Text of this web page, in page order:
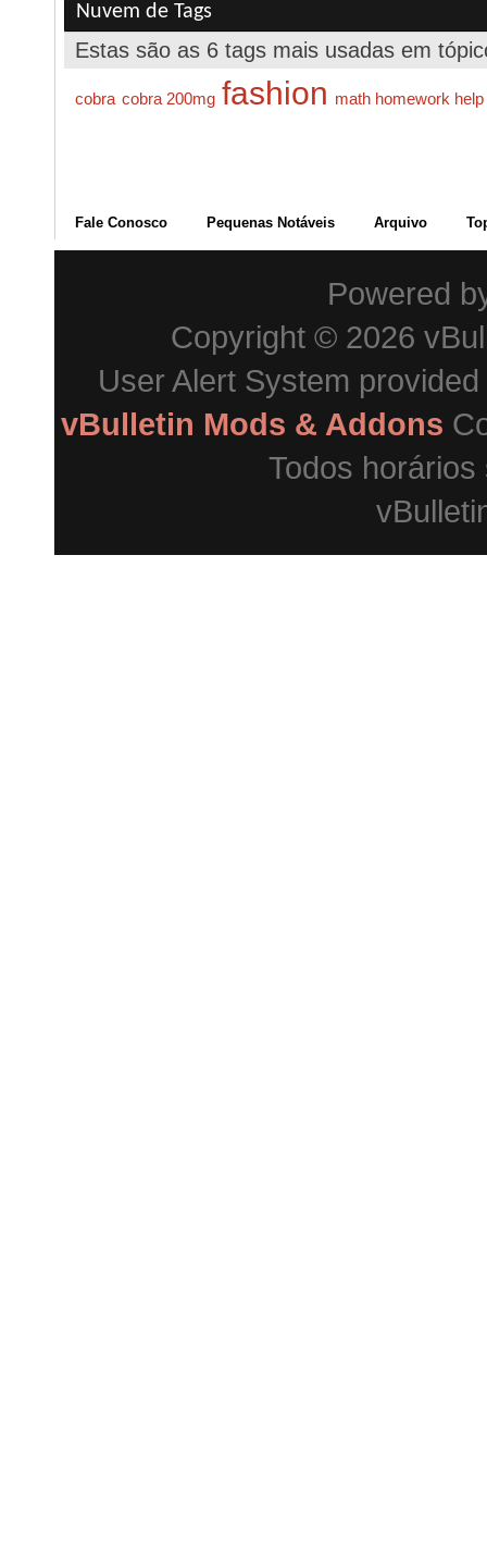
Nuvem de Tags
Estas são as 6 tags mais usadas em
cobra cobra 200mg fashion math homework help
Fale Conosco Pequenas Notáveis Arquivo
Powered
Copyright © 2026
User Alert System
vBulletin Mods & Addons
Todos